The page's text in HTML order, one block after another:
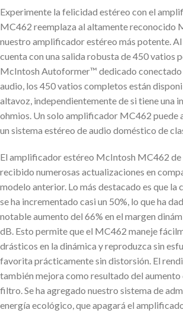
Experimente la felicidad estéreo con el
MC462 reemplaza al altamente reconocido
nuestro amplificador estéreo más potente.
cuenta con una salida robusta de 450 vatios
McIntosh Autoformer™ dedicado conectado
audio, los 450 vatios completos están
altavoz, independientemente de si tiene una
ohmios. Un solo amplificador MC462 puede
un sistema estéreo de audio doméstico de
El amplificador estéreo McIntosh MC462 de
recibido numerosas actualizaciones en
modelo anterior. Lo más destacado es que
se ha incrementado casi un 50%, lo que ha
notable aumento del 66% en el margen
dB. Esto permite que el MC462 maneje
drásticos en la dinámica y reproduzca sin
favorita prácticamente sin distorsión. El
también mejora como resultado del aumento
filtro. Se ha agregado nuestro sistema de
energía ecológico, que apagará el